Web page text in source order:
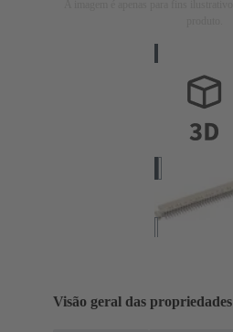
Visão geral das propriedades